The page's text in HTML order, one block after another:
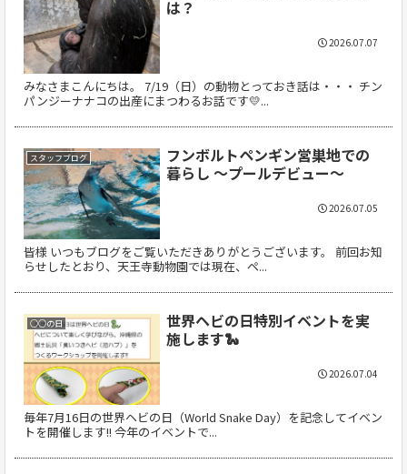
は？
みなさまこんにちは。 7/19（日）の動物とっておき話は・・・ チン
パンジーナナコの出産にまつわるお話です💛...
2026.07.07
スタッフブログ
フンボルトペンギン営巣地での
暮らし ～プールデビュー～
皆様 いつもブログをご覧いただきありがとうございます。 前回お知
らせしたとおり、天王寺動物園では現在、ペ...
2026.07.05
○○の日
世界ヘビの日特別イベントを実
施します🐍
毎年7月16日の世界ヘビの日（World Snake Day）を記念してイベン
トを開催します!! 今年のイベントで...
2026.07.04